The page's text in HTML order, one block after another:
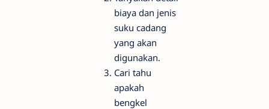
biaya dan jenis
suku cadang
yang akan
digunakan.
Cari tahu
apakah
bengkel